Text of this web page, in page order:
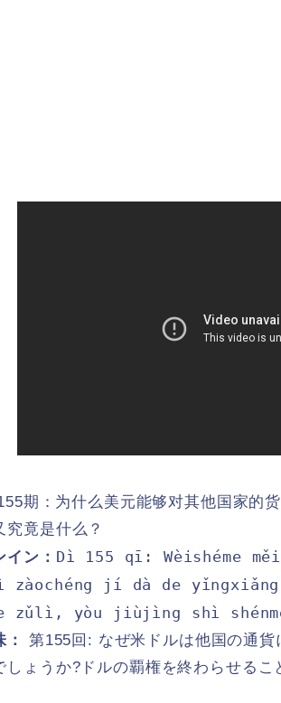
期：为什么美元能够对其他国家的
究竟是什么？
イン： Dì 155 qī: Wèishéme
zàochéng jí dà de
zǔlì, yòu jiùjìng shì
第155回: なぜ米ドルは他国の通
しょうか?ドルの覇権を終わらせるこ